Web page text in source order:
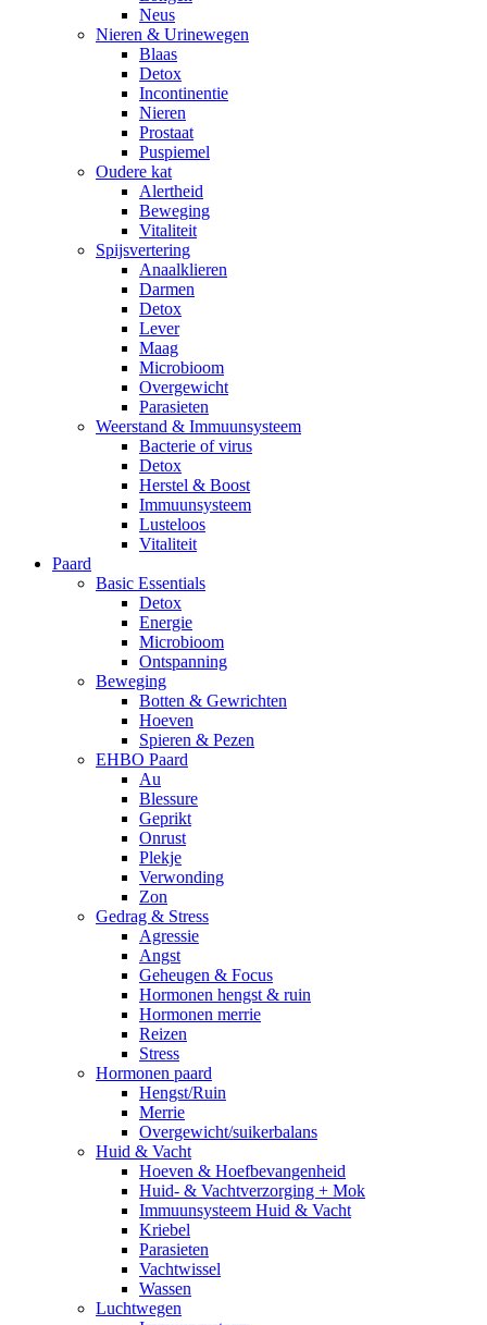
Neus
Nieren & Urinewegen
Blaas
Detox
Incontinentie
Nieren
Prostaat
Puspiemel
Oudere kat
Alertheid
Beweging
Vitaliteit
Spijsvertering
Anaalklieren
Darmen
Detox
Lever
Maag
Microbioom
Overgewicht
Parasieten
Weerstand & Immuunsysteem
Bacterie of virus
Detox
Herstel & Boost
Immuunsysteem
Lusteloos
Vitaliteit
Paard
Basic Essentials
Detox
Energie
Microbioom
Ontspanning
Beweging
Botten & Gewrichten
Hoeven
Spieren & Pezen
EHBO Paard
Au
Blessure
Geprikt
Onrust
Plekje
Verwonding
Zon
Gedrag & Stress
Agressie
Angst
Geheugen & Focus
Hormonen hengst & ruin
Hormonen merrie
Reizen
Stress
Hormonen paard
Hengst/Ruin
Merrie
Overgewicht/suikerbalans
Huid & Vacht
Hoeven & Hoefbevangenheid
Huid- & Vachtverzorging + Mok
Immuunsysteem Huid & Vacht
Kriebel
Parasieten
Vachtwissel
Wassen
Luchtwegen